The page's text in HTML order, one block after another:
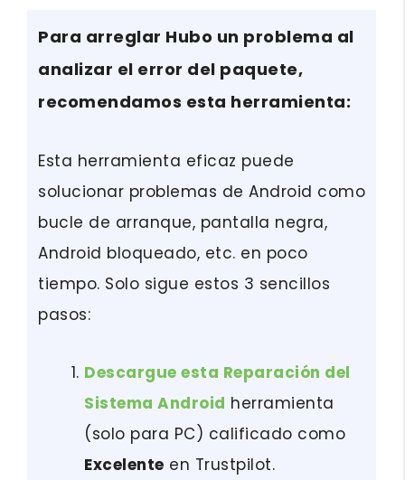
Para arreglar Hubo un problema al
analizar el error del paquete,
recomendamos esta herramienta:
Esta herramienta eficaz puede
solucionar problemas de Android como
bucle de arranque, pantalla negra,
Android bloqueado, etc. en poco
tiempo. Solo sigue estos 3 sencillos
pasos:
Descargue esta Reparación del
Sistema Android herramienta
(solo para PC) calificado como
Excelente en Trustpilot.